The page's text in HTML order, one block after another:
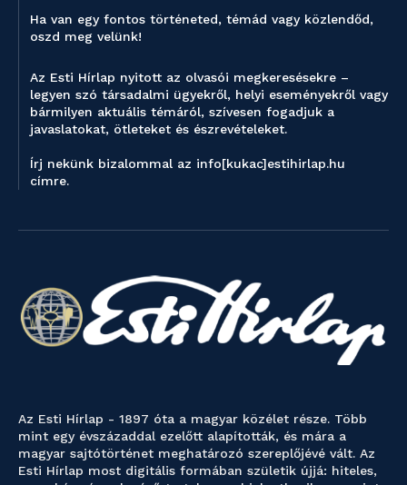
Ha van egy fontos történeted, témád vagy közlendőd,
oszd meg velünk!
Az Esti Hírlap nyitott az olvasói megkeresésekre –
legyen szó társadalmi ügyekről, helyi eseményekről vagy
bármilyen aktuális témáról, szívesen fogadjuk a
javaslatokat, ötleteket és észrevételeket.
Írj nekünk bizalommal az info[kukac]estihirlap.hu
címre.
Az Esti Hírlap - 1897 óta a magyar közélet része. Több
mint egy évszázaddal ezelőtt alapították, és mára a
magyar sajtótörténet meghatározó szereplőjévé vált. Az
Esti Hírlap most digitális formában születik újjá: hiteles,